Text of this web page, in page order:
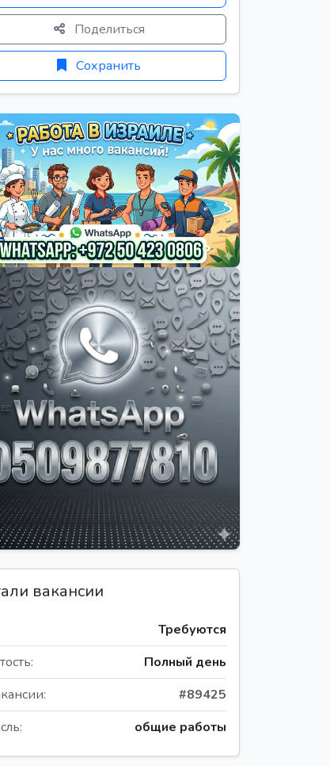
Поделиться
Сохранить
вакансии
Требуются
Полный день
#89425
общие работы